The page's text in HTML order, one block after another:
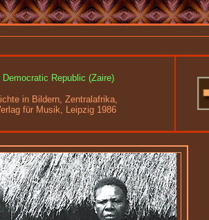
Democratic Republic (Zaire)
in Bildern, Zentralafrika,
für Musik, Leipzig 1986